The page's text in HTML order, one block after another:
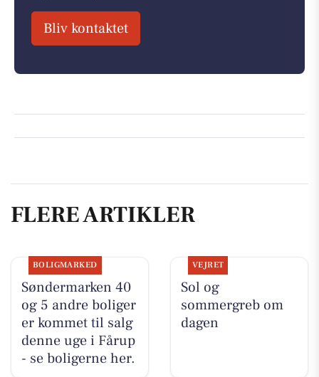
Bliv kontaktet
FLERE ARTIKLER
BOLIGMARKED
Søndermarken 40
og 5 andre boliger
er kommet til salg
denne uge i Fårup
- se boligerne her.
VEJRET
Sol og
sommergreb om
dagen